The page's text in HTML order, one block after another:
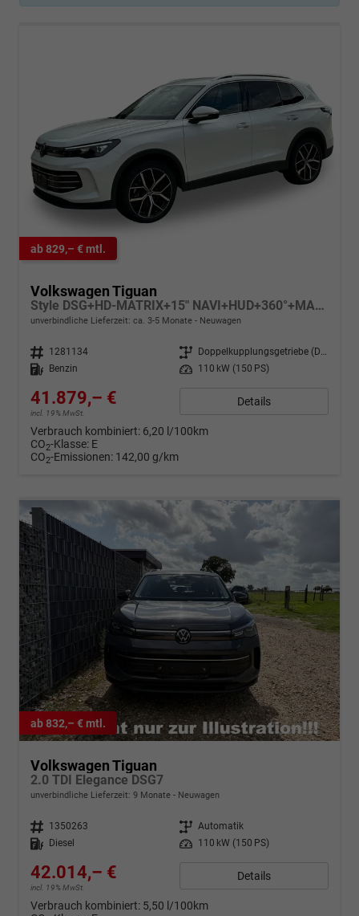
ab 829,– € mtl.
Volkswagen Tiguan
Style DSG+HD-MATRIX+15" NAVI+HUD+360°+MASSAGE
unverbindliche Lieferzeit: ca. 3-5 Monate Neuwagen
Fahrzeugnr. 1281134 Getriebe
Doppelkupplungsgetriebe (DSG)
Kraftstoff
Benzin Leistung 110 kW (150 PS)
41.879,– €
incl. 19% MwSt.
Details
Verbrauch kombiniert: 6,20 l/100km
CO2-Klasse: E
CO2-Emissionen: 142,00 g/km
ab 832,– € mtl.
Volkswagen Tiguan
2.0 TDI Elegance DSG7
unverbindliche Lieferzeit: 9 Monate Neuwagen
Fahrzeugnr. 1350263 Getriebe Automatik
Kraftstoff
Diesel Leistung 110 kW (150 PS)
42.014,– €
incl. 19% MwSt.
Details
Verbrauch kombiniert: 5,50 l/100km